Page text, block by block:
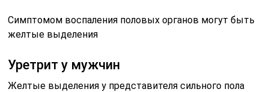
Симптомом воспаления половых органов могут быть
желтые выделения
Уретрит у мужчин
Желтые выделения у представителя сильного пола